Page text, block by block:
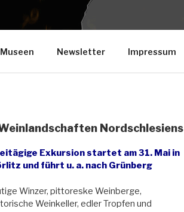
Museen Newsletter Impressum
Nordschlesiens
Exkursion startet am 31. Mai in
und führt u. a. nach Grünberg
Winzer, pittoreske Weinberge,
Weinkeller, edler Tropfen und